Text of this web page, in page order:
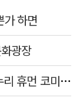
가 하면
광장
경로당에 날아든 '폰팅' 소동…극단 온누리 휴먼 코미디 연극, 19일 개막